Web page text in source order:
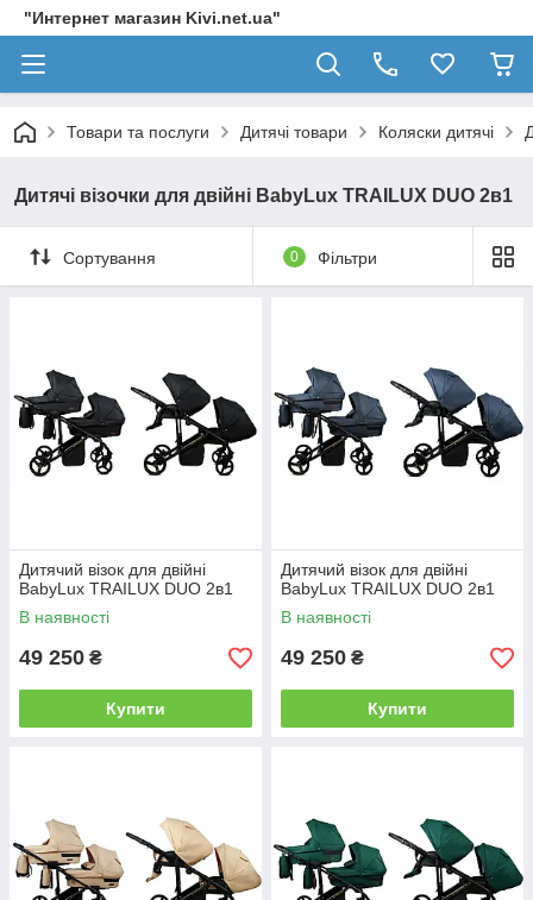
"Интернет магазин Kivi.net.ua"
Товари та послуги Дитячі товари Коляски дитячі
Дитячі візочки для двійні BabyLux TRAILUX DUO 2в1
Сортування 0 Фільтри
Дитячий візок для двійні
BabyLux TRAILUX DUO 2в1
В наявності
49 250 ₴
Купити
Дитячий візок для двійні
BabyLux TRAILUX DUO 2в1
В наявності
49 250 ₴
Купити